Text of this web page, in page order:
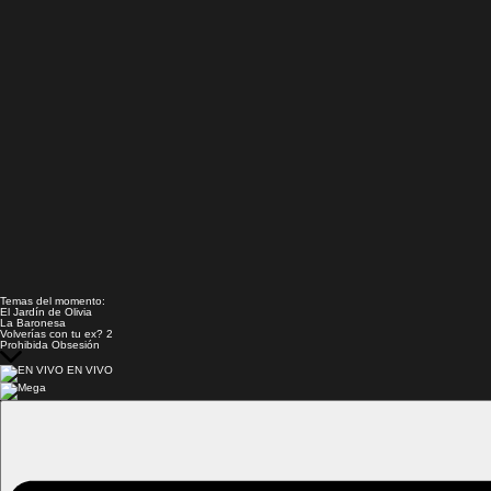
Temas del momento:
El Jardín de Olivia
La Baronesa
Volverías con tu ex? 2
Prohibida Obsesión
EN VIVO